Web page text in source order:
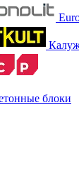
блоки